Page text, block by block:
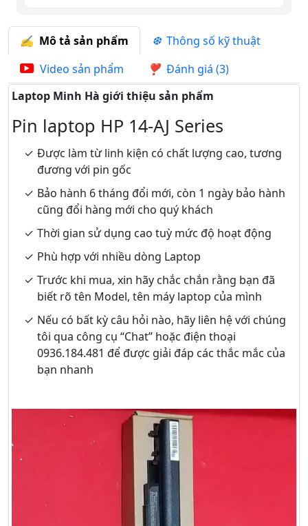
Mô tả sản phẩm
Thông số kỹ thuật
Video sản phẩm
Đánh giá (3)
Laptop Minh Hà giới thiệu sản phẩm
Pin laptop HP 14-AJ Series
Được làm từ linh kiện có chất lượng cao, tương
đương với pin gốc
Bảo hành 6 tháng đổi mới, còn 1 ngày bảo hành
cũng đổi hàng mới cho quý khách
Thời gian sử dụng cao tuỳ mức độ hoạt động
Phù hợp với nhiều dòng Laptop
Trước khi mua, xin hãy chắc chắn rằng bạn đã
biết rõ tên Model, tên máy laptop của mình
Nếu có bất kỳ câu hỏi nào, hãy liên hệ với chúng
tôi qua công cụ “Chat” hoặc điện thoại
0936.184.481 để được giải đáp các thắc mắc của
bạn nhanh